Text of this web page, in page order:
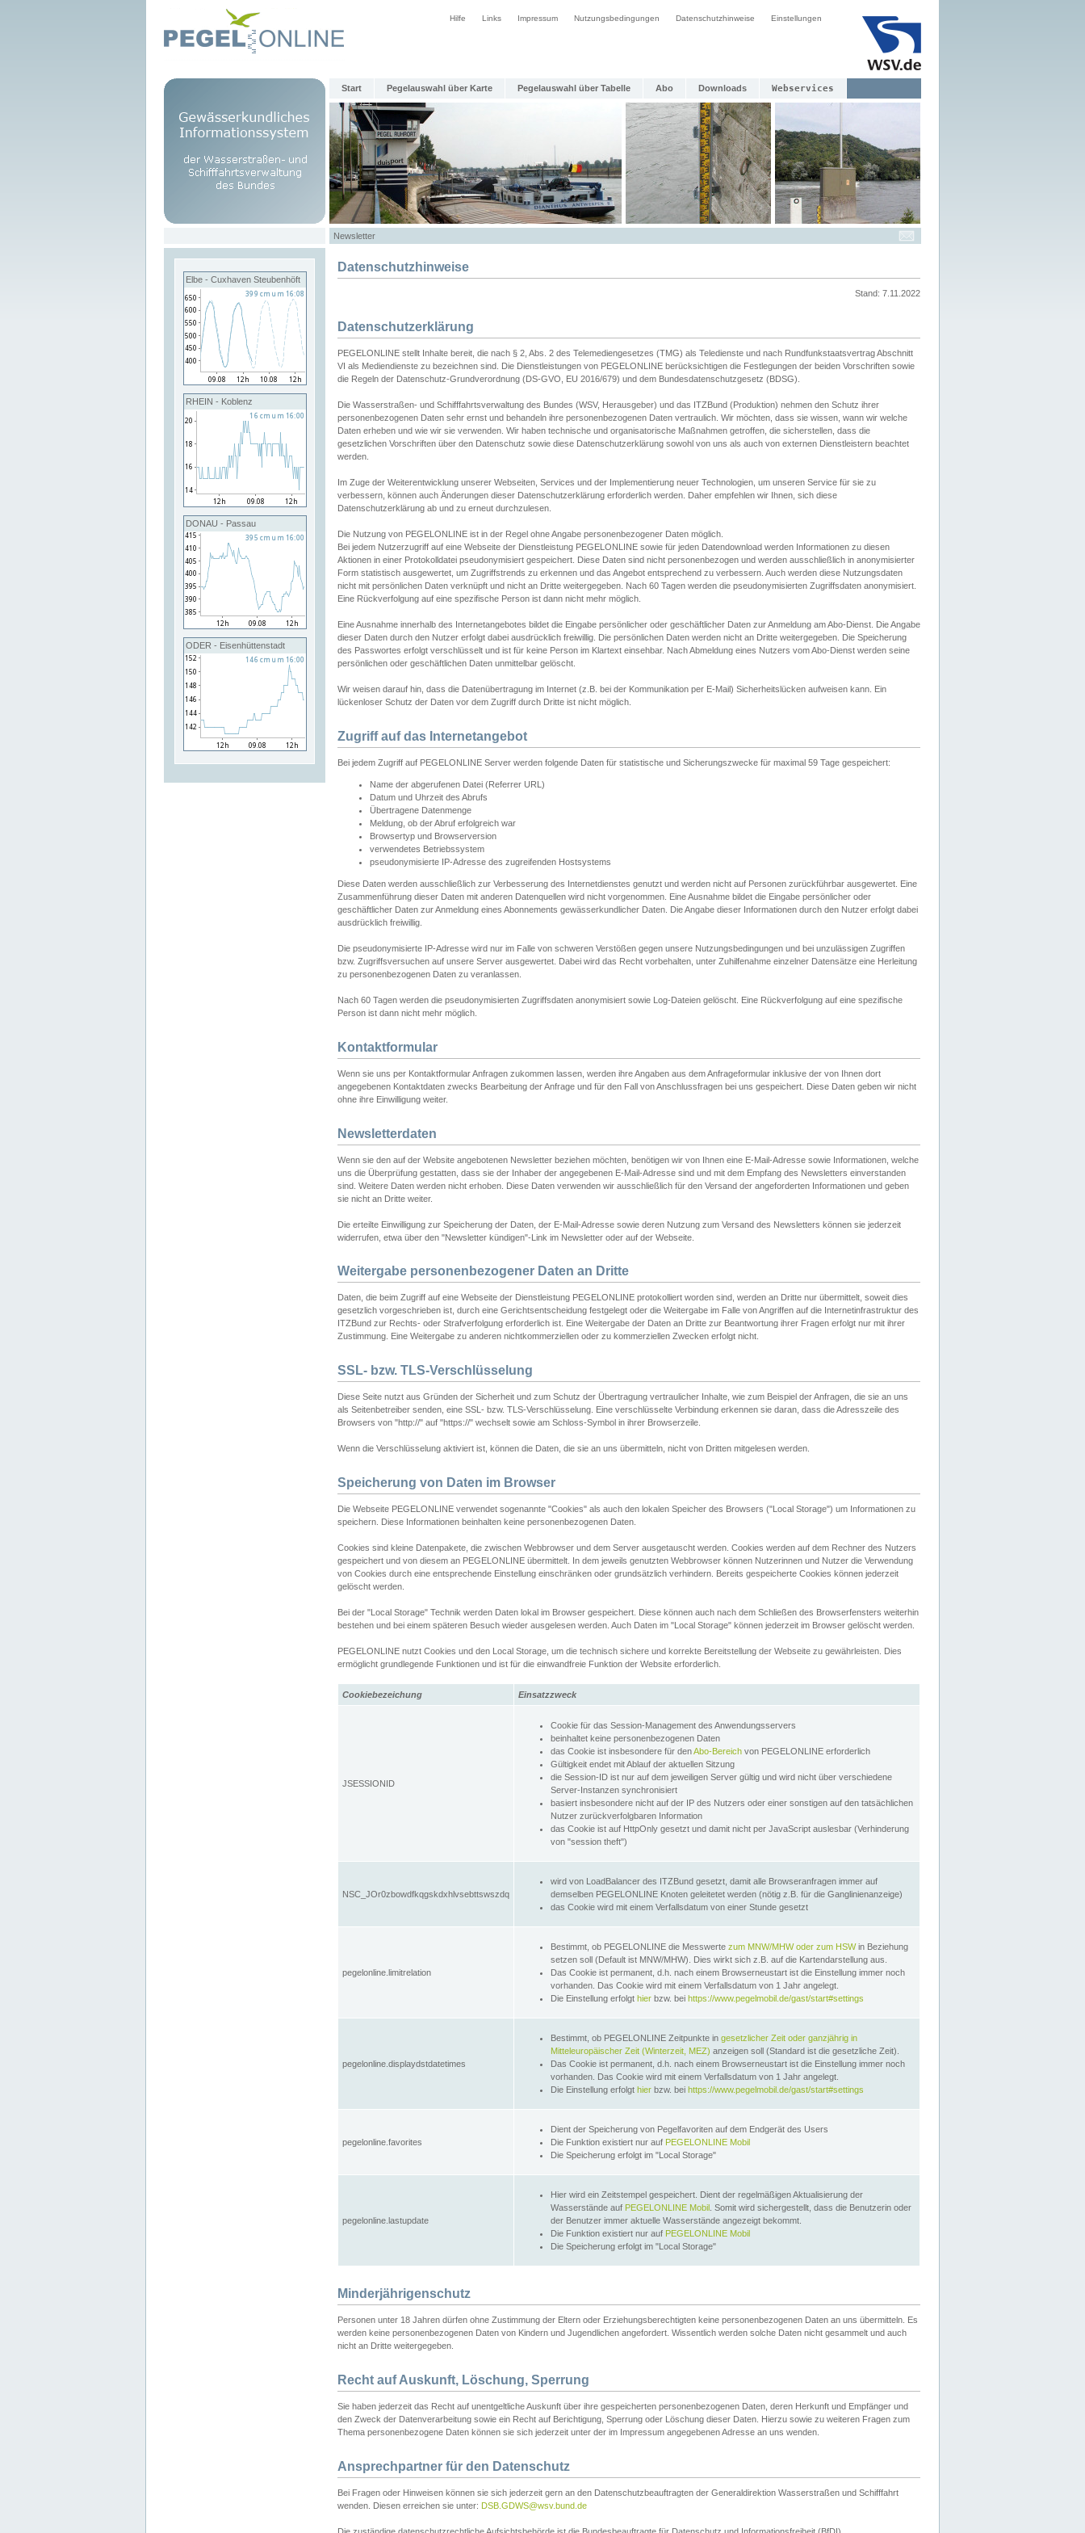
Hilfe Links Impressum Nutzungsbedingungen Datenschutzhinweise Einstellungen
Start Pegelauswahl über Karte Pegelauswahl über Tabelle Abo Downloads Webservices
Newsletter
Elbe - Cuxhaven Steubenhöft
RHEIN - Koblenz
DONAU - Passau
ODER - Eisenhüttenstadt
Datenschutzhinweise
Stand: 7.11.2022
Datenschutzerklärung
PEGELONLINE stellt Inhalte bereit, die nach § 2, Abs. 2 des Telemediengesetzes (TMG) als Teledienste und nach Rundfunkstaatsvertrag Abschnitt
VI als Mediendienste zu bezeichnen sind. Die Dienstleistungen von PEGELONLINE berücksichtigen die Festlegungen der beiden Vorschriften sowie
die Regeln der Datenschutz-Grundverordnung (DS-GVO, EU 2016/679) und dem Bundesdatenschutzgesetz (BDSG).
Die Wasserstraßen- und Schifffahrtsverwaltung des Bundes (WSV, Herausgeber) und das ITZBund (Produktion) nehmen den Schutz ihrer
personenbezogenen Daten sehr ernst und behandeln ihre personenbezogenen Daten vertraulich. Wir möchten, dass sie wissen, wann wir welche
Daten erheben und wie wir sie verwenden. Wir haben technische und organisatorische Maßnahmen getroffen, die sicherstellen, dass die
gesetzlichen Vorschriften über den Datenschutz sowie diese Datenschutzerklärung sowohl von uns als auch von externen Dienstleistern beachtet
werden.
Im Zuge der Weiterentwicklung unserer Webseiten, Services und der Implementierung neuer Technologien, um unseren Service für sie zu
verbessern, können auch Änderungen dieser Datenschutzerklärung erforderlich werden. Daher empfehlen wir Ihnen, sich diese
Datenschutzerklärung ab und zu erneut durchzulesen.
Die Nutzung von PEGELONLINE ist in der Regel ohne Angabe personenbezogener Daten möglich.
Bei jedem Nutzerzugriff auf eine Webseite der Dienstleistung PEGELONLINE sowie für jeden Datendownload werden Informationen zu diesen
Aktionen in einer Protokolldatei pseudonymisiert gespeichert. Diese Daten sind nicht personenbezogen und werden ausschließlich in anonymisierter
Form statistisch ausgewertet, um Zugriffstrends zu erkennen und das Angebot entsprechend zu verbessern. Auch werden diese Nutzungsdaten
nicht mit persönlichen Daten verknüpft und nicht an Dritte weitergegeben. Nach 60 Tagen werden die pseudonymisierten Zugriffsdaten anonymisiert.
Eine Rückverfolgung auf eine spezifische Person ist dann nicht mehr möglich.
Eine Ausnahme innerhalb des Internetangebotes bildet die Eingabe persönlicher oder geschäftlicher Daten zur Anmeldung am Abo-Dienst. Die Angabe
dieser Daten durch den Nutzer erfolgt dabei ausdrücklich freiwillig. Die persönlichen Daten werden nicht an Dritte weitergegeben. Die Speicherung
des Passwortes erfolgt verschlüsselt und ist für keine Person im Klartext einsehbar. Nach Abmeldung eines Nutzers vom Abo-Dienst werden seine
persönlichen oder geschäftlichen Daten unmittelbar gelöscht.
Wir weisen darauf hin, dass die Datenübertragung im Internet (z.B. bei der Kommunikation per E-Mail) Sicherheitslücken aufweisen kann. Ein
lückenloser Schutz der Daten vor dem Zugriff durch Dritte ist nicht möglich.
Zugriff auf das Internetangebot
Bei jedem Zugriff auf PEGELONLINE Server werden folgende Daten für statistische und Sicherungszwecke für maximal 59 Tage gespeichert:
Name der abgerufenen Datei (Referrer URL)
Datum und Uhrzeit des Abrufs
Übertragene Datenmenge
Meldung, ob der Abruf erfolgreich war
Browsertyp und Browserversion
verwendetes Betriebssystem
pseudonymisierte IP-Adresse des zugreifenden Hostsystems
Diese Daten werden ausschließlich zur Verbesserung des Internetdienstes genutzt und werden nicht auf Personen zurückführbar ausgewertet. Eine
Zusammenführung dieser Daten mit anderen Datenquellen wird nicht vorgenommen. Eine Ausnahme bildet die Eingabe persönlicher oder
geschäftlicher Daten zur Anmeldung eines Abonnements gewässerkundlicher Daten. Die Angabe dieser Informationen durch den Nutzer erfolgt dabei
ausdrücklich freiwillig.
Die pseudonymisierte IP-Adresse wird nur im Falle von schweren Verstößen gegen unsere Nutzungsbedingungen und bei unzulässigen Zugriffen
bzw. Zugriffsversuchen auf unsere Server ausgewertet. Dabei wird das Recht vorbehalten, unter Zuhilfenahme einzelner Datensätze eine Herleitung
zu personenbezogenen Daten zu veranlassen.
Nach 60 Tagen werden die pseudonymisierten Zugriffsdaten anonymisiert sowie Log-Dateien gelöscht. Eine Rückverfolgung auf eine spezifische
Person ist dann nicht mehr möglich.
Kontaktformular
Wenn sie uns per Kontaktformular Anfragen zukommen lassen, werden ihre Angaben aus dem Anfrageformular inklusive der von Ihnen dort
angegebenen Kontaktdaten zwecks Bearbeitung der Anfrage und für den Fall von Anschlussfragen bei uns gespeichert. Diese Daten geben wir nicht
ohne ihre Einwilligung weiter.
Newsletterdaten
Wenn sie den auf der Website angebotenen Newsletter beziehen möchten, benötigen wir von Ihnen eine E-Mail-Adresse sowie Informationen, welche
uns die Überprüfung gestatten, dass sie der Inhaber der angegebenen E-Mail-Adresse sind und mit dem Empfang des Newsletters einverstanden
sind. Weitere Daten werden nicht erhoben. Diese Daten verwenden wir ausschließlich für den Versand der angeforderten Informationen und geben
sie nicht an Dritte weiter.
Die erteilte Einwilligung zur Speicherung der Daten, der E-Mail-Adresse sowie deren Nutzung zum Versand des Newsletters können sie jederzeit
widerrufen, etwa über den "Newsletter kündigen"-Link im Newsletter oder auf der Webseite.
Weitergabe personenbezogener Daten an Dritte
Daten, die beim Zugriff auf eine Webseite der Dienstleistung PEGELONLINE protokolliert worden sind, werden an Dritte nur übermittelt, soweit dies
gesetzlich vorgeschrieben ist, durch eine Gerichtsentscheidung festgelegt oder die Weitergabe im Falle von Angriffen auf die Internetinfrastruktur des
ITZBund zur Rechts- oder Strafverfolgung erforderlich ist. Eine Weitergabe der Daten an Dritte zur Beantwortung ihrer Fragen erfolgt nur mit ihrer
Zustimmung. Eine Weitergabe zu anderen nichtkommerziellen oder zu kommerziellen Zwecken erfolgt nicht.
SSL- bzw. TLS-Verschlüsselung
Diese Seite nutzt aus Gründen der Sicherheit und zum Schutz der Übertragung vertraulicher Inhalte, wie zum Beispiel der Anfragen, die sie an uns
als Seitenbetreiber senden, eine SSL- bzw. TLS-Verschlüsselung. Eine verschlüsselte Verbindung erkennen sie daran, dass die Adresszeile des
Browsers von "http://" auf "https://" wechselt sowie am Schloss-Symbol in ihrer Browserzeile.
Wenn die Verschlüsselung aktiviert ist, können die Daten, die sie an uns übermitteln, nicht von Dritten mitgelesen werden.
Speicherung von Daten im Browser
Die Webseite PEGELONLINE verwendet sogenannte "Cookies" als auch den lokalen Speicher des Browsers ("Local Storage") um Informationen zu
speichern. Diese Informationen beinhalten keine personenbezogenen Daten.
Cookies sind kleine Datenpakete, die zwischen Webbrowser und dem Server ausgetauscht werden. Cookies werden auf dem Rechner des Nutzers
gespeichert und von diesem an PEGELONLINE übermittelt. In dem jeweils genutzten Webbrowser können Nutzerinnen und Nutzer die Verwendung
von Cookies durch eine entsprechende Einstellung einschränken oder grundsätzlich verhindern. Bereits gespeicherte Cookies können jederzeit
gelöscht werden.
Bei der "Local Storage" Technik werden Daten lokal im Browser gespeichert. Diese können auch nach dem Schließen des Browserfensters weiterhin
bestehen und bei einem späteren Besuch wieder ausgelesen werden. Auch Daten im "Local Storage" können jederzeit im Browser gelöscht werden.
PEGELONLINE nutzt Cookies und den Local Storage, um die technisch sichere und korrekte Bereitstellung der Webseite zu gewährleisten. Dies
ermöglicht grundlegende Funktionen und ist für die einwandfreie Funktion der Website erforderlich.
Cookiebezeichung Einsatzzweck
JSESSIONID
Cookie für das Session-Management des Anwendungsservers
beinhaltet keine personenbezogenen Daten
das Cookie ist insbesondere für denAbo-Bereich von PEGELONLINE erforderlich
Gültigkeit endet mit Ablauf der aktuellen Sitzung
die Session-ID ist nur auf dem jeweiligen Server gültig und wird nicht über verschiedene
Server-Instanzen synchronisiert
basiert insbesondere nicht auf der IP des Nutzers oder einer sonstigen auf den tatsächlichen
Nutzer zurückverfolgbaren Information
das Cookie ist auf HttpOnly gesetzt und damit nicht per JavaScript auslesbar (Verhinderung
von "session theft")
NSC_JOr0zbowdfkqgskdxhlvsebttswszdq
wird von LoadBalancer des ITZBund gesetzt, damit alle Browseranfragen immer auf
demselben PEGELONLINE Knoten geleitetet werden (nötig z.B. für die Ganglinienanzeige)
das Cookie wird mit einem Verfallsdatum von einer Stunde gesetzt
pegelonline.limitrelation
Bestimmt, ob PEGELONLINE die Messwerte zum MNW/MHW oder zum HSWin Beziehung
setzen soll (Default ist MNW/MHW). Dies wirkt sich z.B. auf die Kartendarstellung aus.
Das Cookie ist permanent, d.h. nach einem Browserneustart ist die Einstellung immer noch
vorhanden. Das Cookie wird mit einem Verfallsdatum von 1 Jahr angelegt.
Die Einstellung erfolgt hier bzw. bei https://www.pegelmobil.de/gast/start#settings
pegelonline.displaydstdatetimes
Bestimmt, ob PEGELONLINE Zeitpunkte in gesetzlicher Zeit oder ganzjährig in
Mitteleuropäischer Zeit (Winterzeit, MEZ) anzeigen soll (Standard ist die gesetzliche Zeit).
Das Cookie ist permanent, d.h. nach einem Browserneustart ist die Einstellung immer noch
vorhanden. Das Cookie wird mit einem Verfallsdatum von 1 Jahr angelegt.
Die Einstellung erfolgt hier bzw. bei https://www.pegelmobil.de/gast/start#settings
pegelonline.favorites
Dient der Speicherung von Pegelfavoriten auf dem Endgerät des Users
Die Funktion existiert nur auf PEGELONLINE Mobil
Die Speicherung erfolgt im "Local Storage"
pegelonline.lastupdate
Hier wird ein Zeitstempel gespeichert. Dient der regelmäßigen Aktualisierung der
Wasserstände auf PEGELONLINE Mobil . Somit wird sichergestellt, dass die Benutzerin oder
der Benutzer immer aktuelle Wasserstände angezeigt bekommt.
Die Funktion existiert nur auf PEGELONLINE Mobil
Die Speicherung erfolgt im "Local Storage"
Minderjährigenschutz
Personen unter 18 Jahren dürfen ohne Zustimmung der Eltern oder Erziehungsberechtigten keine personenbezogenen Daten an uns übermitteln. Es
werden keine personenbezogenen Daten von Kindern und Jugendlichen angefordert. Wissentlich werden solche Daten nicht gesammelt und auch
nicht an Dritte weitergegeben.
Recht auf Auskunft, Löschung, Sperrung
Sie haben jederzeit das Recht auf unentgeltliche Auskunft über ihre gespeicherten personenbezogenen Daten, deren Herkunft und Empfänger und
den Zweck der Datenverarbeitung sowie ein Recht auf Berichtigung, Sperrung oder Löschung dieser Daten. Hierzu sowie zu weiteren Fragen zum
Thema personenbezogene Daten können sie sich jederzeit unter der im Impressum angegebenen Adresse an uns wenden.
Ansprechpartner für den Datenschutz
Bei Fragen oder Hinweisen können sie sich jederzeit gern an den Datenschutzbeauftragten der Generaldirektion Wasserstraßen und Schifffahrt
wenden. Diesen erreichen sie unter: DSB.GDWS@wsv.bund.de